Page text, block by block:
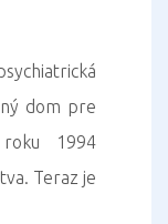
dom pre
1994
Teraz je